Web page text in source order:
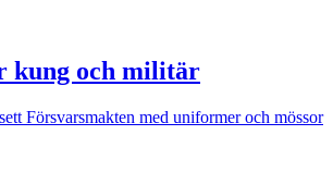
kung och militär
Försvarsmakten med uniformer och mössor